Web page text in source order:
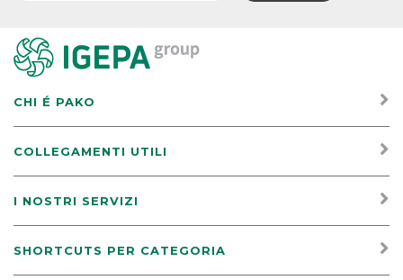
CHI É PAKO
COLLEGAMENTI UTILI
I NOSTRI SERVIZI
SHORTCUTS PER CATEGORIA